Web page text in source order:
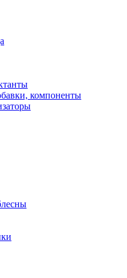
компоненты